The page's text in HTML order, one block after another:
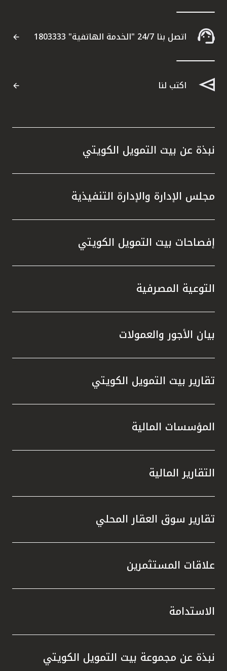
اتصل بنا 24/7 "الخدمة الهاتفية" 1803333
اكتب لنا
نبذة عن بيت التمويل الكويتي
مجلس الإدارة والإدارة التنفيذية
إفصاحات بيت التمويل الكويتي
التوعية المصرفية
بيان الأجور والعمولات
تقارير بيت التمويل الكويتي
المؤسسات المالية
التقارير المالية
تقارير سوق العقار المحلي
علاقات المستثمرين
الاستدامة
نبذة عن مجموعة بيت التمويل الكويتي